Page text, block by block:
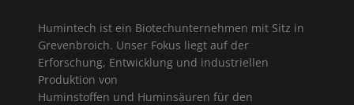
Humintech ist ein Biotechunternehmen mit Sitz in
Grevenbroich. Unser Fokus liegt auf der
Erforschung, Entwicklung und industriellen
Produktion von
Huminstoffen und Huminsäuren für den